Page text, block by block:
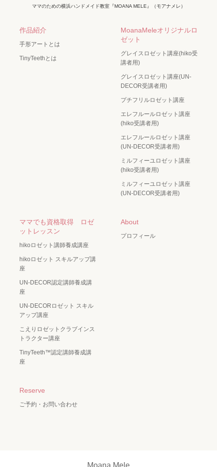
ママのための横浜ハンドメイド教室『MOANA MELE』（モアナメレ）
作品紹介
手形アートとは
TinyTeethとは
MoanaMeleオリジナルロ
ゼット
グレイスロゼット講座(hiko受
講者用)
グレイスロゼット講座(UN-
DECOR受講者用)
プチフリルロゼット講座
エレフルールロゼット講座
(hiko受講者用)
エレフルールロゼット講座
(UN-DECOR受講者用)
ミルフィーユロゼット講座
(hiko受講者用)
ミルフィーユロゼット講座
(UN-DECOR受講者用)
ママでも資格取得 ロゼ
ットレッスン
hikoロゼット講師養成講座
hikoロゼット スキルアップ講
座
UN-DECOR認定講師養成講
座
UN-DECORロゼット スキル
アップ講座
こえりロゼットクラブインス
トラクター講座
TinyTeeth™️認定講師養成講
座
About
プロフィール
Reserve
ご予約・お問い合わせ
Moana Mele